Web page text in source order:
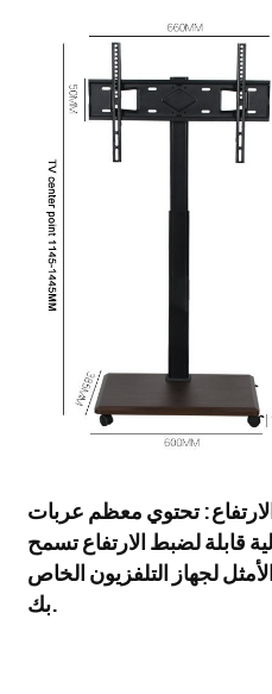
تحتوي معظم عربات
قابلة لضبط الارتفاع تسمح
لجهاز التلفزيون الخاص
بك.